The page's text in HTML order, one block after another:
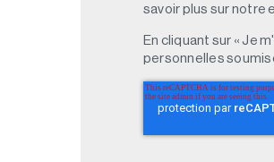
savoir plus sur notre
En cliquant sur « Je
personnelles